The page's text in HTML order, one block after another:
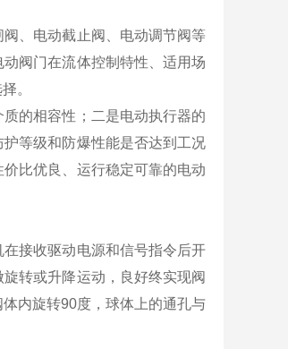
、电动截止阀、电动调节阀等
阀门在流体控制特性、适用场
。
的相容性；二是电动执行器的
等级和防爆性能是否达到工况
比优良、运行稳定可靠的电动
接收驱动电源和信号指令后开
转或升降运动，良好终实现阀
内旋转90度，球体上的通孔与